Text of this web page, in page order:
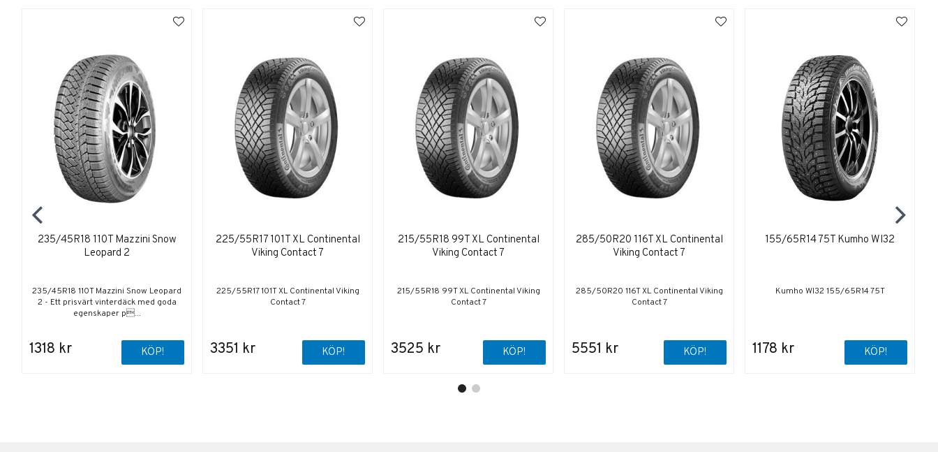
235/45R18 110T Mazzini Snow
Leopard 2
235/45R18 110T Mazzini Snow Leopard
2 - Ett prisvärt vinterdäck med goda
egenskaper p...
1318 kr KÖP!
225/55R17 101T XL Continental
Viking Contact 7
225/55R17 101T XL Continental Viking
Contact 7
3351 kr KÖP!
215/55R18 99T XL Continental
Viking Contact 7
215/55R18 99T XL Continental Viking
Contact 7
3525 kr KÖP!
285/50R20 116T XL Continental
Viking Contact 7
285/50R20 116T XL Continental Viking
Contact 7
5551 kr KÖP!
155/65R14 75T Kumho WI32
Kumho WI32 155/65R14 75T
1178 kr KÖP!